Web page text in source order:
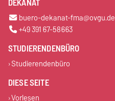
buero-dekanat-fma@ovgu.de
+49 391 67-58663
STUDIERENDENBÜRO
Studierendenbüro
DIESE SEITE
Vorlesen